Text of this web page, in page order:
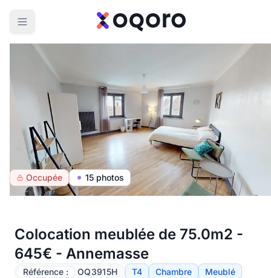
Occupée 15 photos
Colocation meublée de 75.0m2 -
645€ - Annemasse
Référence : OQ3915H T4 Chambre Meublé